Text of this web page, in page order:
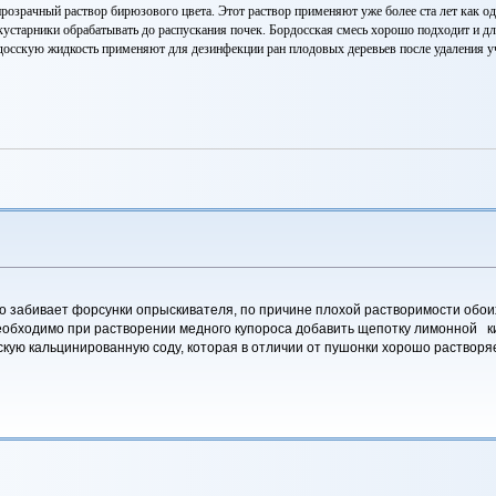
раствор бирюзового цвета. Этот раствор применяют уже более ста лет
обрабатывать до распускания почек. Бордосская смесь хорошо подходит
жидкость применяют для дезинфекции ран плодовых деревьев после удаления
форсунки опрыскивателя, по причине плохой растворимости
при растворении медного купороса добавить щепотку лимонной
кальцинированную соду, которая в отличии от пушонки хорошо